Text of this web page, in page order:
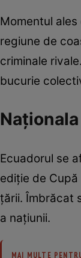
Momentul
regiune de
criminale
bucurie
Ecuadorul se
ediție de
țării. Îmbrăcat
a națiunii.
MAI MULTE